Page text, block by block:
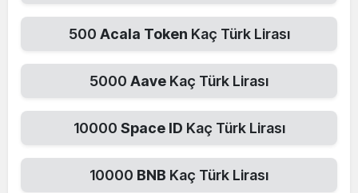
500 Acala Token Kaç Türk Lirası
5000 Aave Kaç Türk Lirası
10000 Space ID Kaç Türk Lirası
10000 BNB Kaç Türk Lirası